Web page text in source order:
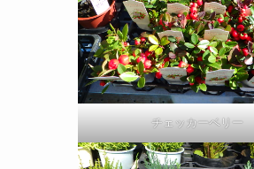
チェッカーベリー